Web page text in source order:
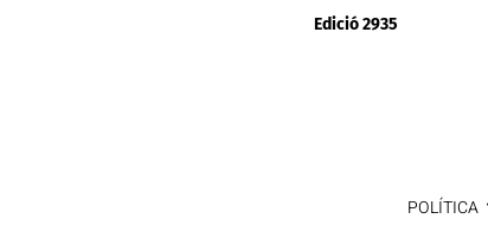
Edició 2935
POLÍTICA